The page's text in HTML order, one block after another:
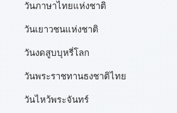
วันภาษาไทยแห่งชาติ
วันเยาวชนแห่งชาติ
วันงดสูบบุหรี่โลก
วันพระราชทานธงชาติไทย
วันไหว้พระจันทร์​